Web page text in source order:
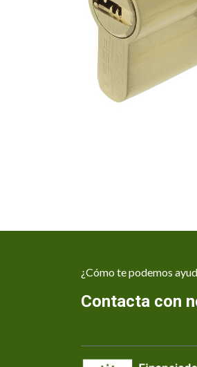
¿Cómo te podemos
Contacta con